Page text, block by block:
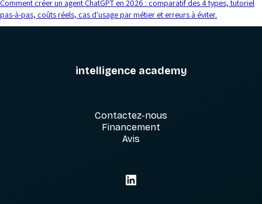
Comment créer un agent ChatGPT en 2026 : comparatif des 4 types, tutoriel
pas-à-pas, coûts réels, cas d'usage par métier et erreurs à éviter.
intelligence academy
Contactez-nous
Financement
Avis